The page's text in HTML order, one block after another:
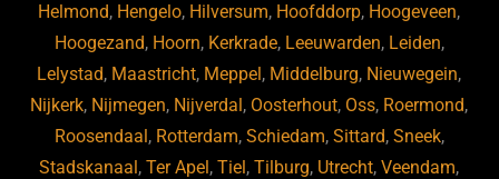
Helmond, Hengelo, Hilversum, Hoofddorp, Hoogeveen,
Hoogezand, Hoorn, Kerkrade, Leeuwarden, Leiden,
Lelystad, Maastricht, Meppel , Middelburg, Nieuwegein,
Nijkerk, Nijmegen, Nijverdal , Oosterhout, Oss, Roermond,
Roosendaal , Rotterdam, Schiedam, Sittard, Sneek,
Stadskanaal ,Ter Apel ,Tiel ,Tilburg, Utrecht,Veendam,